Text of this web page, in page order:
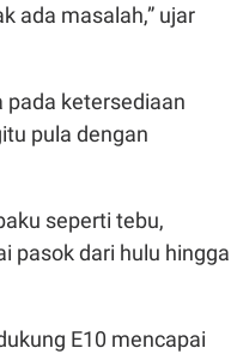
ada masalah,” ujar
ketersediaan
pula dengan
seperti tebu,
pasok dari hulu hingga
E10 mencapai